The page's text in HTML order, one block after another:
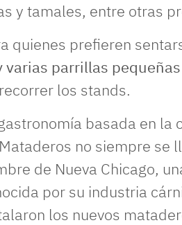
y tamales, entre otras
quienes prefieren
varias parrillas pequeñas
los stands.
basada en la
no siempre se
de Nueva Chicago,
por su industria
los nuevos